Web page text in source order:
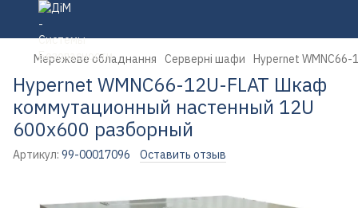
Мережеве обладнання Серверні шафи Hypernet
Hypernet WMNC66-12U-FLAT Шкаф
коммутационный настенный 12U
600x600 разборный
Артикул: 99-00017096 Оставить отзыв